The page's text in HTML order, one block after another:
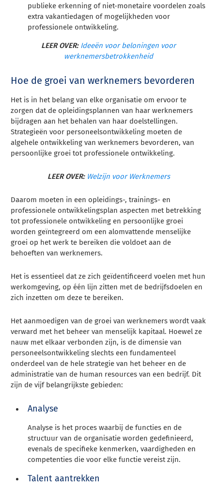
publieke erkenning of niet-monetaire voordelen zoals
extra vakantiedagen of mogelijkheden voor
professionele ontwikkeling.
LEER OVER: Ideeën voor beloningen voor
werknemersbetrokkenheid
Hoe de groei van werknemers bevorderen
Het is in het belang van elke organisatie om ervoor te
zorgen dat de opleidingsplannen van haar werknemers
bijdragen aan het behalen van haar doelstellingen.
Strategieën voor personeelsontwikkeling moeten de
algehele ontwikkeling van werknemers bevorderen, van
persoonlijke groei tot professionele ontwikkeling.
LEER OVER: Welzijn voor Werknemers
Daarom moeten in een opleidings-, trainings- en
professionele ontwikkelingsplan aspecten met betrekking
tot professionele ontwikkeling en persoonlijke groei
worden geïntegreerd om een alomvattende menselijke
groei op het werk te bereiken die voldoet aan de
behoeften van werknemers.
Het is essentieel dat ze zich geïdentificeerd voelen met hun
werkomgeving, op één lijn zitten met de bedrijfsdoelen en
zich inzetten om deze te bereiken.
Het aanmoedigen van de groei van werknemers wordt vaak
verward met het beheer van menselijk kapitaal. Hoewel ze
nauw met elkaar verbonden zijn, is de dimensie van
personeelsontwikkeling slechts een fundamenteel
onderdeel van de hele strategie van het beheer en de
administratie van de human resources van een bedrijf. Dit
zijn de vijf belangrijkste gebieden:
Analyse
Analyse is het proces waarbij de functies en de
structuur van de organisatie worden gedefinieerd,
evenals de specifieke kenmerken, vaardigheden en
competenties die voor elke functie vereist zijn.
Talent aantrekken